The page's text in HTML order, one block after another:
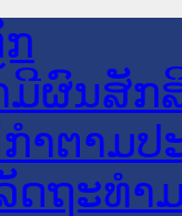
ມີຜົນສັກ
າຕາມປ
ດຖະທໍາ